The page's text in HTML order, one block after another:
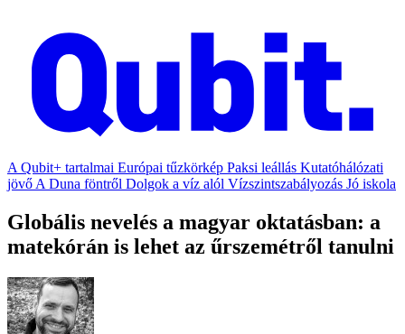
A Qubit+ tartalmai Európai tűzkörkép Paksi leállás Kutatóhálózati
jövő A Duna föntről Dolgok a víz alól Vízszintszabályozás Jó iskola
Globális nevelés a magyar oktatásban: a
matekórán is lehet az űrszemétről tanulni